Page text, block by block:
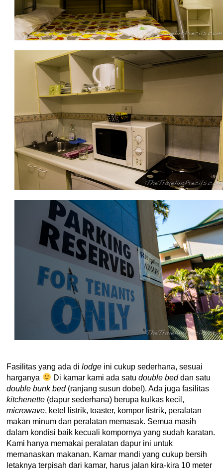
Fasilitas yang ada dilodge ini cukup sederhana, sesuai
harganya
Di kamar kami ada satu double beddan satu
double bunk bed(ranjang susun dobel). Ada juga fasilitas
kitchenette (dapur sederhana) berupa kulkas kecil,
microwave, ketel listrik, toaster, kompor listrik, peralatan
makan minum dan peralatan memasak. Semua masih
dalam kondisi baik kecuali kompornya yang sudah karatan.
Kami hanya memakai peralatan dapur ini untuk
memanaskan makanan. Kamar mandi yang cukup bersih
letaknya terpisah dari kamar, harus jalan kira-kira 10 meter